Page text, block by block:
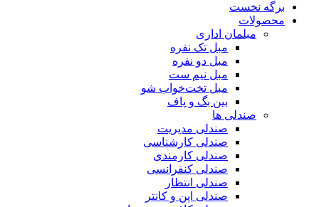
برگه نخست
محصولات
مبلمان اداری
مبل تک نفره
مبل دو نفره
مبل نیم ست
مبل تخت‌خواب شو
بین بگ و پاف
صندلی ها
صندلی مدیریت
صندلی کارشناسی
صندلی کارمندی
صندلی کنفرانسی
صندلی انتظار
صندلی اپن و کانتر